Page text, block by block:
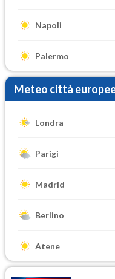
Napoli
Palermo
Meteo città
Londra
Parigi
Madrid
Berlino
Atene